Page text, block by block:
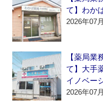
て】わか
2026年07
【薬局業
て】大手
イノベー
2026年07